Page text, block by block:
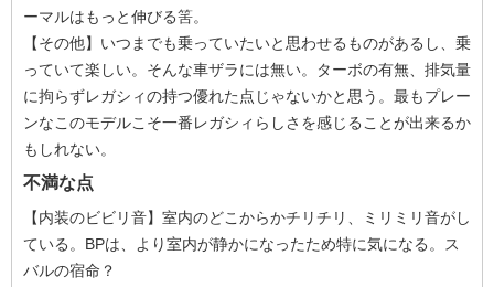
ーマルはもっと伸びる筈。
【その他】いつまでも乗っていたいと思わせるものがあるし、乗
っていて楽しい。そんな車ザラには無い。ターボの有無、排気量
に拘らずレガシィの持つ優れた点じゃないかと思う。最もプレー
ンなこのモデルこそ一番レガシィらしさを感じることが出来るか
もしれない。
不満な点
【内装のビビリ音】室内のどこからかチリチリ、ミリミリ音がし
ている。BPは、より室内が静かになったため特に気になる。ス
バルの宿命？